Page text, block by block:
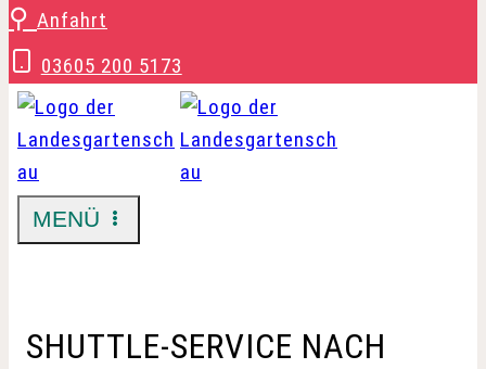
Zum
Inhalt
springen
⚲ Anfahrt
03605 200 5173
MENÜ
SHUTTLE-SERVICE NACH